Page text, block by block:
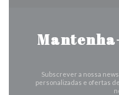
Subscrever a nossa
personalizadas e ofertas